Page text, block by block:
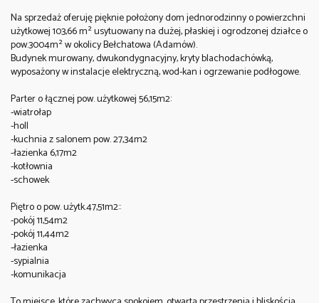
Na sprzedaż oferuję pięknie położony dom jednorodzinny o powierzchni
użytkowej 103,66 m² usytuowany na dużej, płaskiej i ogrodzonej działce o
pow.3004m² w okolicy Bełchatowa (Adamów).
Budynek murowany, dwukondygnacyjny, kryty blachodachówką,
wyposażony w instalacje elektryczną, wod-kan i ogrzewanie podłogowe.
Parter o łącznej pow. użytkowej 56,15m2:
-wiatrołap
-holl
-kuchnia z salonem pow. 27,34m2
-łazienka 6,17m2
-kotłownia
-schowek
Piętro o pow. użytk.47,51m2::
-pokój 11,54m2
-pokój 11,44m2
-łazienka
-sypialnia
-komunikacja